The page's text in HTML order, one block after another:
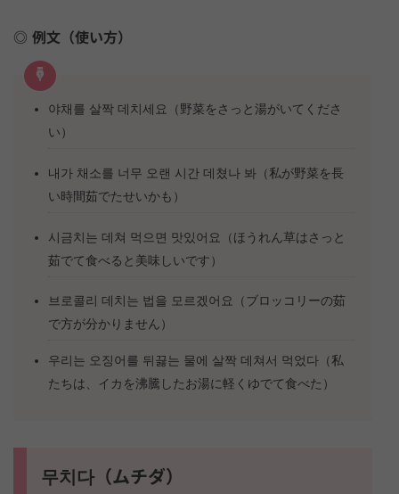
例文（使い方）
야채를 살짝 데치세요（野菜をさっと湯がいてくださ
い）
내가 채소를 너무 오랜 시간 데쳤나 봐（私が野菜を長
い時間茹でたせいかも）
시금치는 데쳐 먹으면 맛있어요（ほうれん草はさっと
茹でて食べると美味しいです）
브로콜리 데치는 법을 모르겠어요（ブロッコリーの茹
で方が分かりません）
우리는 오징어를 뒤끓는 물에 살짝 데쳐서 먹었다（私
たちは、イカを沸騰したお湯に軽くゆでて食べた）
무치다（ムチダ）